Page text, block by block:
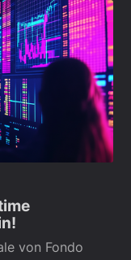
von Fondo